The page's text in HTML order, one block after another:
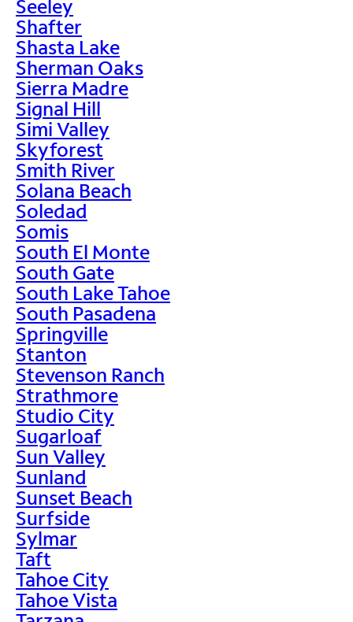
Seeley
Shafter
Shasta Lake
Sherman Oaks
Sierra Madre
Signal Hill
Simi Valley
Skyforest
Smith River
Solana Beach
Soledad
Somis
South El Monte
South Gate
South Lake Tahoe
South Pasadena
Springville
Stanton
Stevenson Ranch
Strathmore
Studio City
Sugarloaf
Sun Valley
Sunland
Sunset Beach
Surfside
Sylmar
Taft
Tahoe City
Tahoe Vista